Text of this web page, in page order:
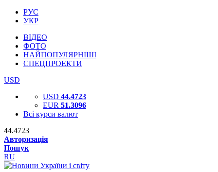
РУС
УКР
ВІДЕО
ФОТО
НАЙПОПУЛЯРНІШІ
СПЕЦПРОЕКТИ
USD
USD 44.4723
EUR 51.3096
Всі курси валют
44.4723
Авторизація
Пошук
RU